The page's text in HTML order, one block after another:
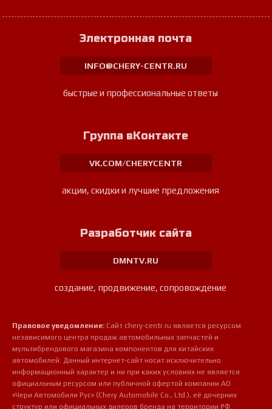
Электронная почта
INFO@CHERY-CENTR.RU
быстрые и профессиональные ответы
Группа вКонтакте
VK.COM/CHERYCENTR
акции, скидки и лучшие предложения
Разработчик сайта
DMNTV.RU
создание, продвижение, сопровождение
Правовое уведомление: Сайт chery-centr.ru является ресурсом
независимого центра продаж автомобильных запчастей и
мультибрендового магазина компонентов для китайских
автомобилей. Данный интернет-сайт носит исключительно
информационный характер и ни при каких условиях не является
официальным ресурсом или публичной офертой компании АО
«Чери Автомобили Рус» (Chery Automobile Co., Ltd.), её дочерних
структур или официальных дилеров бренда на территории РФ.